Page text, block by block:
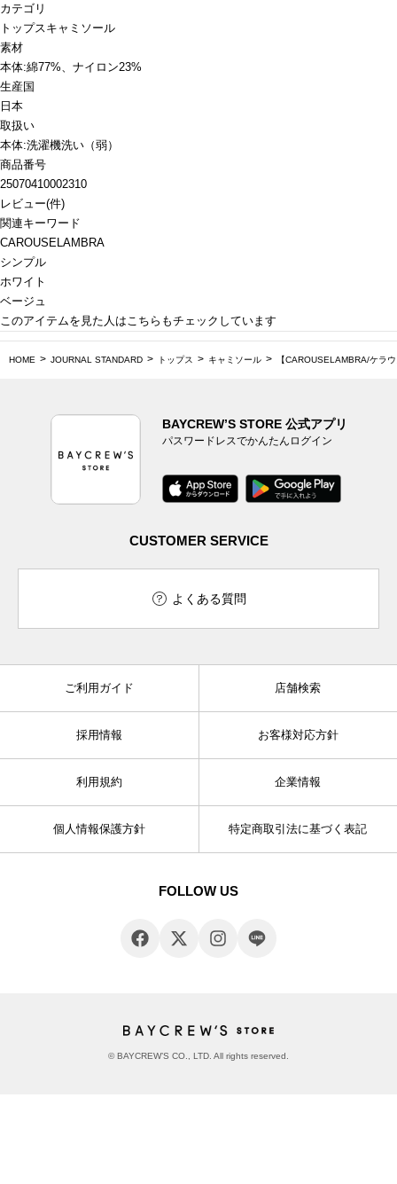
カテゴリ
トップスキャミソール
素材
本体:綿77%、ナイロン23%
生産国
日本
取扱い
本体:洗濯機洗い（弱）
商品番号
25070410002310
レビュー(件)
関連キーワード
CAROUSELAMBRA
シンプル
ホワイト
ベージュ
このアイテムを見た人はこちらもチェックしています
HOME JOURNAL STANDARD トップス キャミソール 【CAROUSELAMBRA/ケラ
BAYCREW’S STORE 公式アプリ
パスワードレスでかんたんログイン
CUSTOMER SERVICE
よくある質問
ご利用ガイド 店舗検索
採用情報 お客様対応方針
利用規約 企業情報
個人情報保護方針 特定商取引法に基づく表記
FOLLOW US
© BAYCREW’S CO., LTD. All rights reserved.